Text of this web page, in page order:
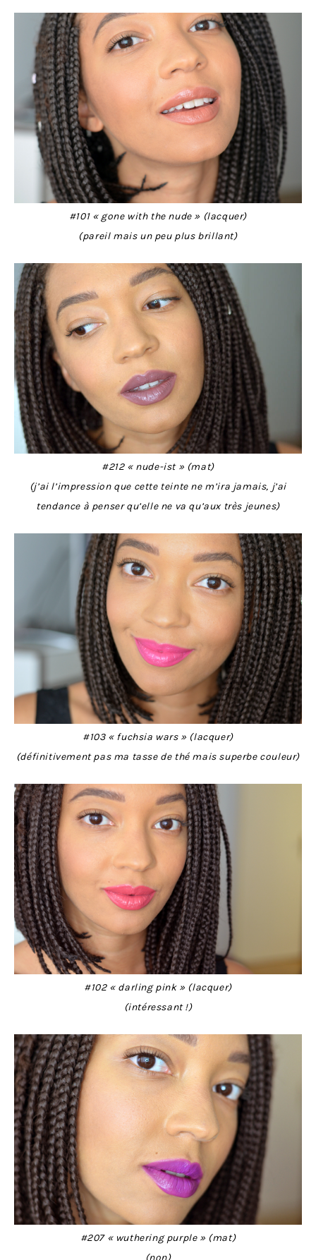
#101 « gone with the nude » (lacquer)
(pareil mais un peu plus brillant)
#212 « nude-ist » (mat)
(j’ai l’impression que cette teinte ne m’ira jamais, j’ai
tendance à penser qu’elle ne va qu’aux très jeunes)
#103 « fuchsia wars » (lacquer)
(définitivement pas ma tasse de thé mais superbe couleur)
#102 « darling pink » (lacquer)
(intéressant !)
#207 « wuthering purple » (mat)